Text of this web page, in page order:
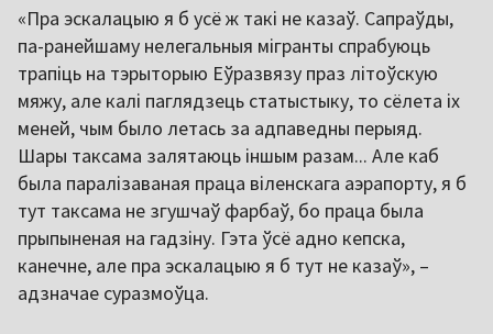
«Пра эскалацыю я б усё ж такі не казаў. Сапраўды,
па-ранейшаму нелегальныя мігранты спрабуюць
трапіць на тэрыторыю Еўразвязу праз літоўскую
мяжу, але калі паглядзець статыстыку, то сёлета іх
меней, чым было летась за адпаведны перыяд.
Шары таксама залятаюць іншым разам... Але каб
была паралізаваная праца віленскага аэрапорту, я б
тут таксама не згушчаў фарбаў, бо праца была
прыпыненая на гадзіну. Гэта ўсё адно кепска,
канечне, але пра эскалацыю я б тут не казаў», –
адзначае суразмоўца.